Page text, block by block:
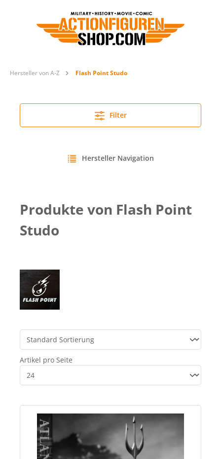
Hersteller von A-Z Flash Point Studo
Filter
Hersteller Navigation
Produkte von Flash Point
Studo
Artikel pro Seite